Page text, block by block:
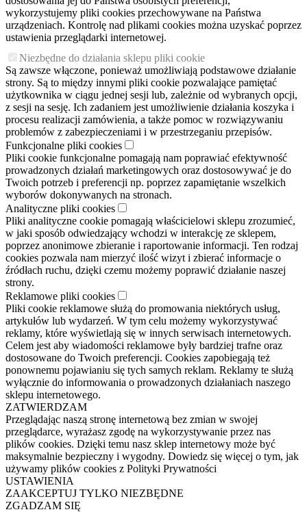
wykorzystujemy pliki cookies przechowywane na Państwa
urządzeniach. Kontrolę nad plikami cookies można uzyskać poprzez
ustawienia przeglądarki internetowej.
Niezbędne do działania sklepu pliki cookie
Są zawsze włączone, ponieważ umożliwiają podstawowe działanie
strony. Są to między innymi pliki cookie pozwalające pamiętać
użytkownika w ciągu jednej sesji lub, zależnie od wybranych opcji,
z sesji na sesję. Ich zadaniem jest umożliwienie działania koszyka i
procesu realizacji zamówienia, a także pomoc w rozwiązywaniu
problemów z zabezpieczeniami i w przestrzeganiu przepisów.
Funkcjonalne pliki cookies
Pliki cookie funkcjonalne pomagają nam poprawiać efektywność
prowadzonych działań marketingowych oraz dostosowywać je do
Twoich potrzeb i preferencji np. poprzez zapamiętanie wszelkich
wyborów dokonywanych na stronach.
Analityczne pliki cookies
Pliki analityczne cookie pomagają właścicielowi sklepu zrozumieć,
w jaki sposób odwiedzający wchodzi w interakcję ze sklepem,
poprzez anonimowe zbieranie i raportowanie informacji. Ten rodzaj
cookies pozwala nam mierzyć ilość wizyt i zbierać informacje o
źródłach ruchu, dzięki czemu możemy poprawić działanie naszej
strony.
Reklamowe pliki cookies
Pliki cookie reklamowe służą do promowania niektórych usług,
artykułów lub wydarzeń. W tym celu możemy wykorzystywać
reklamy, które wyświetlają się w innych serwisach internetowych.
Celem jest aby wiadomości reklamowe były bardziej trafne oraz
dostosowane do Twoich preferencji. Cookies zapobiegają też
ponownemu pojawianiu się tych samych reklam. Reklamy te służą
wyłącznie do informowania o prowadzonych działaniach naszego
sklepu internetowego.
ZATWIERDZAM
Przeglądając naszą stronę internetową bez zmian w swojej
przeglądarce, wyrażasz zgodę na wykorzystywanie przez nas
plików cookies. Dzięki temu nasz sklep internetowy może być
maksymalnie bezpieczny i wygodny. Dowiedz się więcej o tym, jak
używamy plików cookies z Polityki Prywatności
USTAWIENIA
ZAAKCEPTUJ TYLKO NIEZBĘDNE
ZGADZAM SIĘ